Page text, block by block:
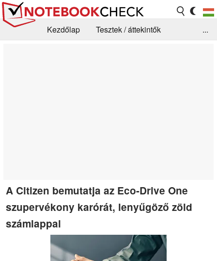
Kezdőlap
Tesztek / áttekintők
...
A Citizen bemutatja az Eco-Drive One
szupervékony karórát, lenyűgöző zöld
számlappal